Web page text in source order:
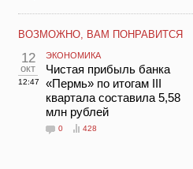
ВОЗМОЖНО, ВАМ ПОНРАВИТСЯ
12
окт
12:47
ЭКОНОМИКА
Чистая прибыль банка
«Пермь» по итогам III
квартала составила 5,58
млн рублей
0 428